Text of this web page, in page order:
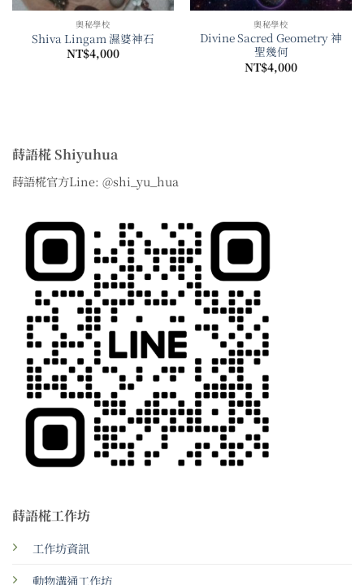
奧秘學校
Shiva Lingam 濕婆神石
NT$4,000
奧秘學校
Divine Sacred Geometry 神
聖幾何
NT$4,000
蒔語椛 Shiyuhua
蒔語椛官方Line: @shi_yu_hua
蒔語椛工作坊
工作坊資訊
動物溝通工作坊